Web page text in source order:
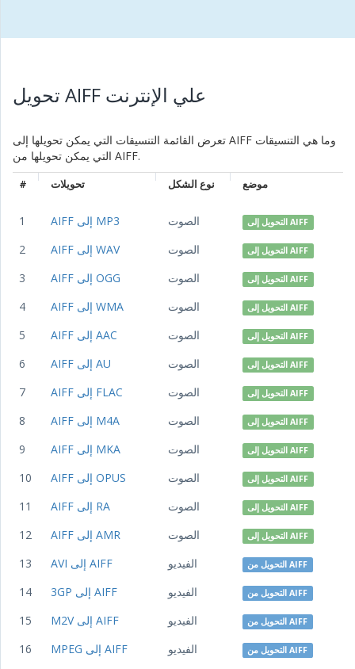
تحويل AIFF علي الإنترنت
تعرض القائمة التنسيقات التي يمكن تحويلها إلى AIFF وما هي التنسيقات
التي يمكن تحويلها من AIFF.
# تحويلات نوع الشكل موضع
1 AIFF إلى MP3 الصوت التحويل إلى AIFF
2 AIFF إلى WAV الصوت التحويل إلى AIFF
3 AIFF إلى OGG الصوت التحويل إلى AIFF
4 AIFF إلى WMA الصوت التحويل إلى AIFF
5 AIFF إلى AAC الصوت التحويل إلى AIFF
6 AIFF إلى AU الصوت التحويل إلى AIFF
7 AIFF إلى FLAC الصوت التحويل إلى AIFF
8 AIFF إلى M4A الصوت التحويل إلى AIFF
9 AIFF إلى MKA الصوت التحويل إلى AIFF
10 AIFF إلى OPUS الصوت التحويل إلى AIFF
11 AIFF إلى RA الصوت التحويل إلى AIFF
12 AIFF إلى AMR الصوت التحويل إلى AIFF
13 AVI إلى AIFF الفيديو التحويل من AIFF
14 3GP إلى AIFF الفيديو التحويل من AIFF
15 M2V إلى AIFF الفيديو التحويل من AIFF
16 MPEG إلى AIFF الفيديو التحويل من AIFF